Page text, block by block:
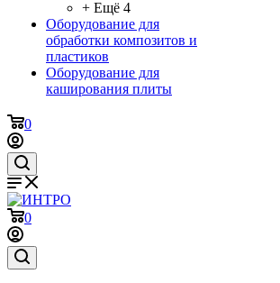
+ Ещё 4
Оборудование для
обработки композитов и
пластиков
Оборудование для
каширования плиты
0
0